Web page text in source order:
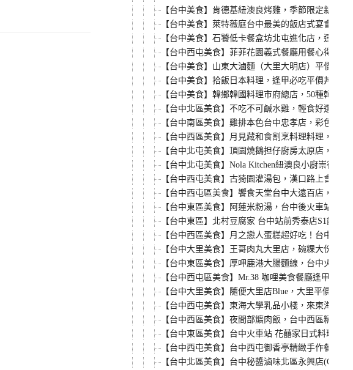
【台中美食】肯德基紐澳良烤雞，季節限定新品
【台中美食】萊特薇庭台中最美的飯店式宴會餐
【台中美食】石饕低卡餐盒坊北屯進化店，運動
【台中西屯美食】菲菲花園義式餐廳用餐心得分
【台中美食】山東大滷麵（大里大明店）平價麵
【台中美食】拾飯日本料理，逢甲必吃平價丼飯
【台中美食】韓鄉韓國料理市府總店，50種韓式
【台中北區美食】不吃不可鹹水雞，輕食好選擇
【台中南區美食】雞排本色台中忠孝店，彩色雞
【台中西區美食】月見藏和食割烹料理料理，華
【台中北屯美食】頂園燒鵝担仔廚房太原店，婚
【台中北屯美食】Nola Kitchen紐澳良小廚崇德店
【台中西屯美食】古猗園灌湯包，漢口路上會爆
【台中西屯區美食】饗食天堂台中大遠百店，
【台中東區美食】阿蓮米粉湯，台中後火車站60
【台中東區】北村豆腐家 台中站前秀泰店S1館2
【台中西區美食】月之戀人蛋糕超好吃！台中公
【台中大里美食】王哥肉丸大里店，碗粿大份好
【台中東區美食】厚呷鹿港大腸麵線，台中火車
【台中西屯區美食】Mr.38 咖哩美食餐廳逢甲店，
【台中大里美食】隨便大里店Blue，大里平價義大
【台中西屯美食】東海大學乳品小棧，來東海牧
【台中西區美食】夜間部爌肉飯，台中西區精誠
【台中東區美食】台中火車站 花囍家日式料理製
【台中西屯美食】台中西屯御香亭精緻手作餐盒
【台中北區美食】台中秘醬滷味北區永興店(OK